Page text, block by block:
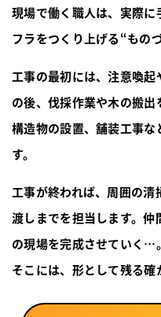
現場で働く職人は、実際
フラをつくり上げる“もの
工事の最初には、注意喚
の後、伐採作業や木の搬
構造物の設置、舗装工事
す。
工事が終われば、周囲の
渡しまでを担当します。
の現場を完成させていく…。
そこには、形として残る確